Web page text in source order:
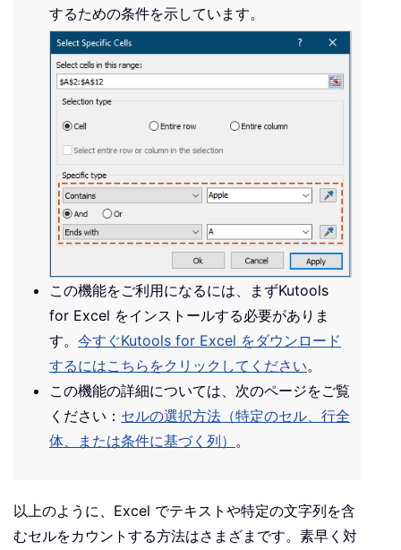
するための条件を示しています。
この機能をご利用になるには、まずKutools
for Excel をインストールする必要がありま
す。 今すぐKutools for Excel をダウンロード
するにはこちらをクリックしてください。
この機能の詳細については、次のページをご覧
ください： セルの選択方法（特定のセル、行全
体、または条件に基づく列） 。
以上のように、Excel でテキストや特定の文字列を含
むセルをカウントする方法はさまざまです。素早く対